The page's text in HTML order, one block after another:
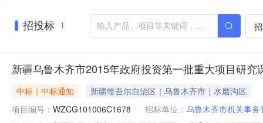
招投标 1
新疆乌鲁木齐市2015年政府投资第一批重大项目研究
中标｜中标通知
新疆维吾尔自治区｜乌鲁木齐市｜水磨沟区
项目编号： WZCG101006C1678 招标单位： 乌鲁木齐市机关事务